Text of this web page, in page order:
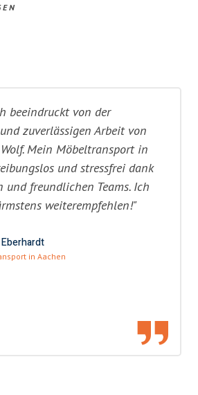
beeindruckt von der
zuverlässigen Arbeit von
Mein Möbeltransport in
und stressfrei dank
und freundlichen Teams. Ich
weiterempfehlen!"
in Aachen